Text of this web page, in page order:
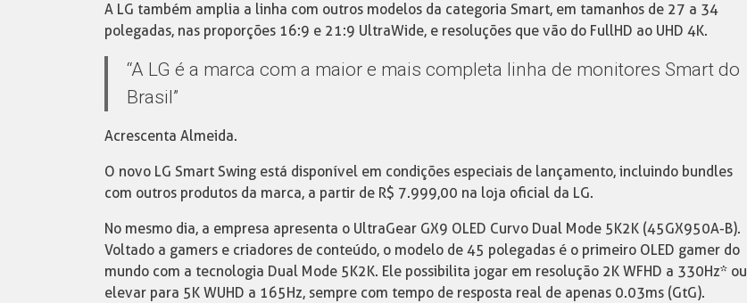
A LG também amplia a linha com outros modelos da categoria Smart, em tamanhos de 27 a 34
polegadas, nas proporções 16:9 e 21:9 UltraWide, e resoluções que vão do FullHD ao UHD 4K.
“A LG é a marca com a maior e mais completa linha de monitores Smart do
Brasil”
Acrescenta Almeida.
O novo LG Smart Swing está disponível em condições especiais de lançamento, incluindo bundles
com outros produtos da marca, a partir de R$ 7.999,00 na loja oficial da LG.
No mesmo dia, a empresa apresenta o UltraGear GX9 OLED Curvo Dual Mode 5K2K (45GX950A-B).
Voltado a gamers e criadores de conteúdo, o modelo de 45 polegadas é o primeiro OLED gamer do
mundo com a tecnologia Dual Mode 5K2K. Ele possibilita jogar em resolução 2K WFHD a 330Hz* ou
elevar para 5K WUHD a 165Hz, sempre com tempo de resposta real de apenas 0.03ms (GtG).